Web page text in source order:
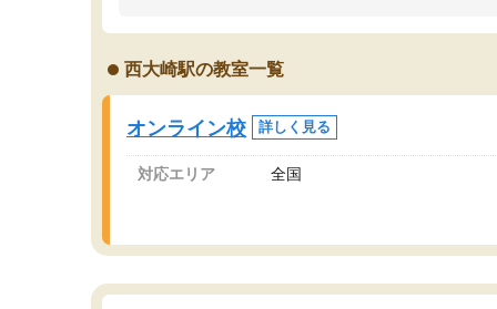
オンラインツールを使用した単語帳の共有があ
り宿題もそちらで出される形でした。
2ヶ月で担当講師の方がお辞めになると言う事で
講師変更の申し出があり、あまりに短期での変
更だった為、塾に通う事にして退会しました。
遅れも取り戻せ、授業内容や講師の方は良かっ
ま
西大崎駅の教室一覧
オンライン校 詳しく見る
対応エリア 全国